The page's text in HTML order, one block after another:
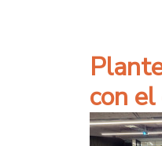
con